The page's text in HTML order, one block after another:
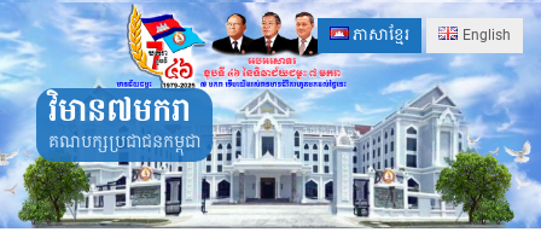
Skip
to
content
ភាសាខ្មែរ English
វិមាន៧មករា
គណបក្សប្រជាជនកម្ពុជា